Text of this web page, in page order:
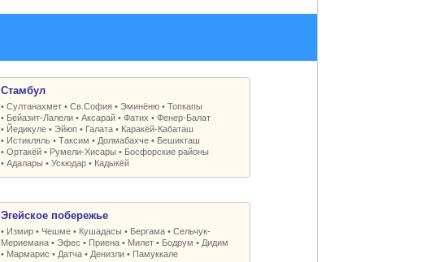
Стамбул
• Султанахмет• Св.София• Эминёню• Топкапы
• Бейазит-Лалели• Аксарай• Фатих • Фенер-Балат
• Йедикуле• Эйюп• Галата• Каракёй-Кабаташ
• Истикляль• Таксим • Долмабахче• Бешикташ
• Ортакёй• Румели-Xисары • Босфорские районы
• Адалары • Ускюдар• Кадыкёй
Эгейское побережье
• Измир• Чешме• Кушадасы • Бергама• Сельчук-
Мериемана• Эфес • Приена• Милет• Бодрум • Дидим
• Мармарис • Датча• Денизли• Памуккале